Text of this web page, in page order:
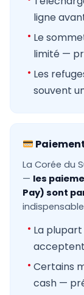
ligne
Le
limité —
Les
souvent
La Corée du
— les
Pay) sont
La
Certains
cash —